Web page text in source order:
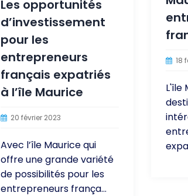
Les opportunités
d’investissement
pour les
entrepreneurs
français expatriés
à l’île Maurice
20 février 2023
Avec l’île Maurice qui
offre une grande variété
de possibilités pour les
entrepreneurs frança...
18
L'île